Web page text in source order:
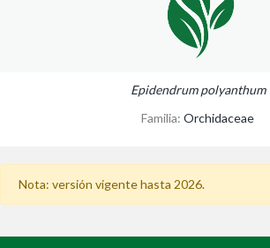
Epidendrum polyanthum
Familia: Orchidaceae
Nota: versión vigente hasta 2026.